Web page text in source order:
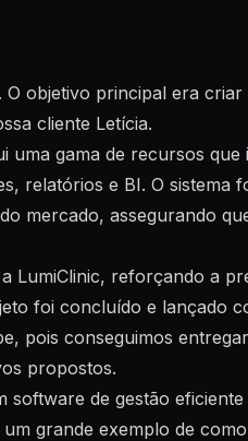
objetivo principal era criar
cliente Letícia.
uma gama de recursos que
relatórios e BI. O sistema
mercado, assegurando
LumiClinic, reforçando a
foi concluído e lançado
pois conseguimos
propostos.
de gestão eficiente
grande exemplo de